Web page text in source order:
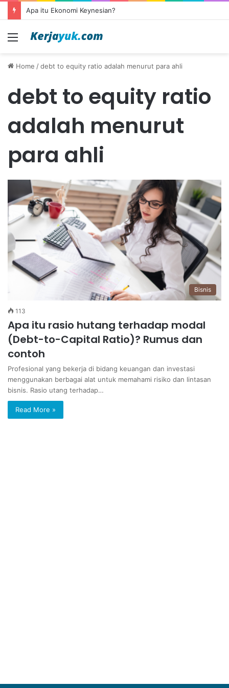
Apa itu Ekonomi Keynesian?
Menu
Home /debt to equity ratio adalah menurut para ahli
debt to equity ratio
adalah menurut
para ahli
Bisnis
113
Apa itu rasio hutang terhadap modal
(Debt-to-Capital Ratio)? Rumus dan
contoh
Profesional yang bekerja di bidang keuangan dan investasi
menggunakan berbagai alat untuk memahami risiko dan lintasan
bisnis. Rasio utang terhadap…
Read More »